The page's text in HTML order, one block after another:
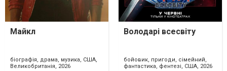
Майкл
біографія, драма, музика, США,
Великобританія, 2026
Володарі всесвіту
бойовик, пригоди, сімейний,
фантастика, фентезі, США, 2026